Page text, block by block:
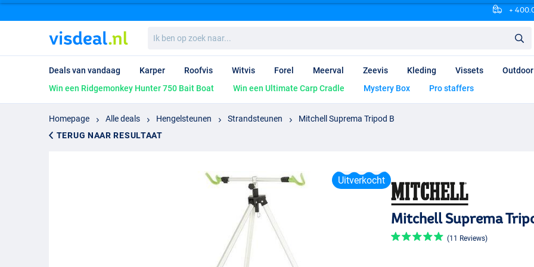
+
ben
op
naar...
Deals van vandaag Karper Roofvis Witvis Forel Meerval Zeevis Kleding Vissets Outdoor
Win een Ridgemonkey Hunter 750 Bait Boat
Win een Ultimate Carp Cradle Mystery Box Pro staffers
Homepage Alle deals Hengelsteunen Strandsteunen
Mitchell Suprema Tripod B
TERUG NAAR RESULTAAT
Uitverkocht
Mitchell Suprema
(11 Reviews)